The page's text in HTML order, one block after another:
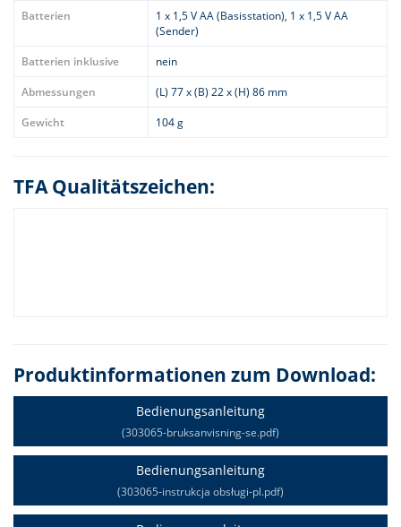
Batterien
1 x 1,5 V AA (Basisstation), 1 x 1,5 V AA
(Sender)
Batterien inklusive
nein
Abmessungen
(L) 77 x (B) 22 x (H) 86 mm
Gewicht
104 g
TFA Qualitätszeichen:
Produktinformationen zum Download:
Bedienungsanleitung
(303065-bruksanvisning-se.pdf)
Bedienungsanleitung
(303065-instrukcja obsługi-pl.pdf)